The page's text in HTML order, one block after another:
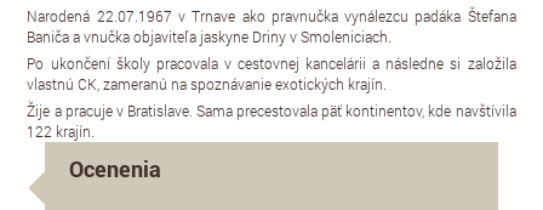
Narodená 22.07.1967 v Trnave ako pravnučka vynálezcu padáka Štefana
Baniča a vnučka objaviteľa jaskyne Driny v Smoleniciach.
Po ukončení školy pracovala v cestovnej kancelárii a následne si založila
vlastnú CK, zameranú na spoznávanie exotických krajín.
Žije a pracuje v Bratislave. Sama precestovala päť kontinentov, kde navštívila
122 krajín.
Ocenenia